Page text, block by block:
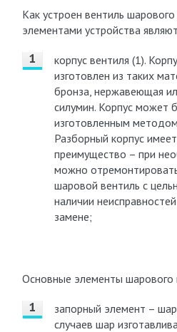
Как устроен вентиль
элементами устройства
корпус вентиля (1).
изготовлен из таких
бронза, нержавеющая
силумин. Корпус может
изготовленным
Разборный корпус
преимущество – при
можно
шаровой вентиль с
наличии
замене;
Основные элементы шарового
запорный элемент –
случаев шар